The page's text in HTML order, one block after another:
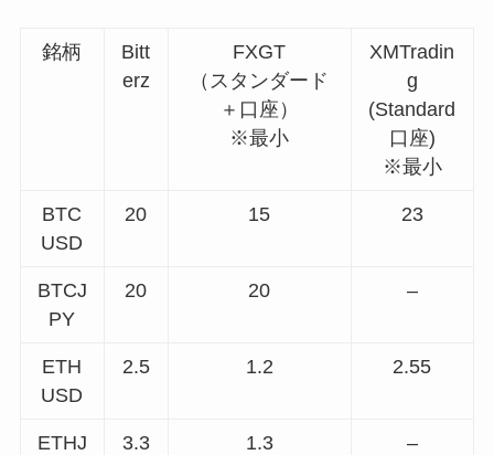
銘柄
Bitt
erz
FXGT
（スタンダード
＋口座）
※最小
XMTradin
g
(Standard
口座)
※最小
BTC
USD
20 15 23
BTCJ
PY
20 20 –
ETH
USD
2.5 1.2 2.55
ETHJ
3.3 1.3 –